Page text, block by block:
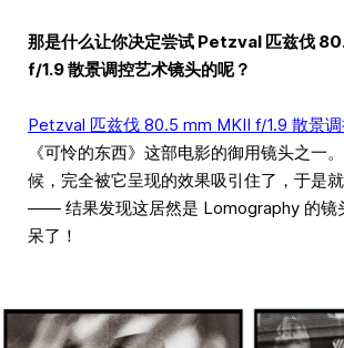
那是什么让你决定尝试 Petzval 匹兹伐
f/1.9 散景调控艺术镜头的呢？
Petzval 匹兹伐 80.5 mm MKII f/1.9 散景
《可怜的东西》这部电影的御用镜头之一
候，完全被它呈现的效果吸引住了，于是
—— 结果发现这居然是 Lomography 的镜
呆了！